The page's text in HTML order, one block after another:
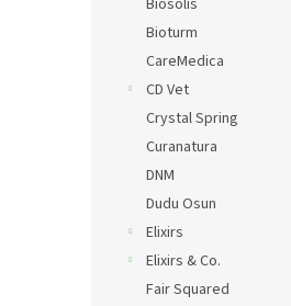
Biosolis
Bioturm
CareMedica
CD Vet
Crystal Spring
Curanatura
DNM
Dudu Osun
Elixirs
Elixirs & Co.
Fair Squared